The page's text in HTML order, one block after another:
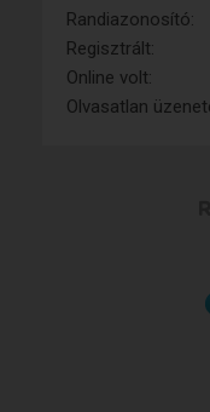
Randiazonosító:
Regisztrált:
Online volt:
Olvasatlan